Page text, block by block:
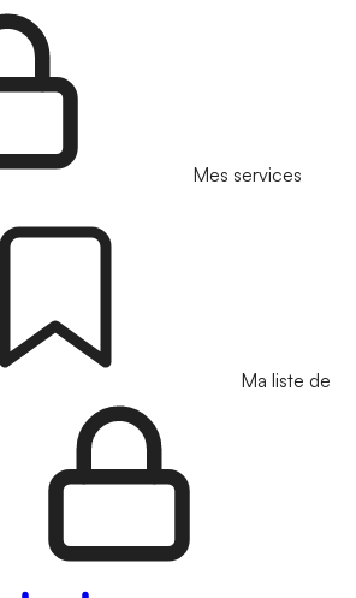
Mes services
Ma liste de